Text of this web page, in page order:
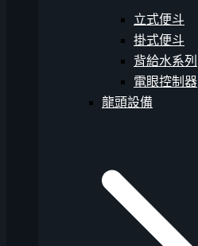
立式便斗
掛式便斗
背給水系列
電眼控制器
龍頭設備